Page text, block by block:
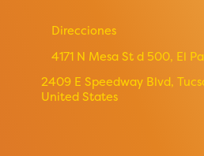
Direcciones
4171 N Mesa St d 500, El
2409 E Speedway Blvd,
United States